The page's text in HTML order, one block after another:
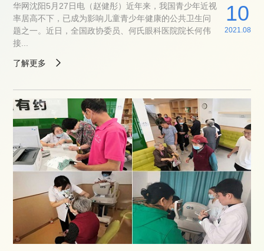
华网沈阳5月27日电（赵健彤）近年来，我国青少年近视
率居高不下，已成为影响儿童青少年健康的公共卫生问
题之一。近日，全国政协委员、何氏眼科医院院长何伟
接...
了解更多
10
2021.08